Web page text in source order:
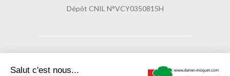
Dépôt CNIL N°VCY0350815H
© Copyright 2017 Daniel Moquet signe vos allées
Salut c'est nous...